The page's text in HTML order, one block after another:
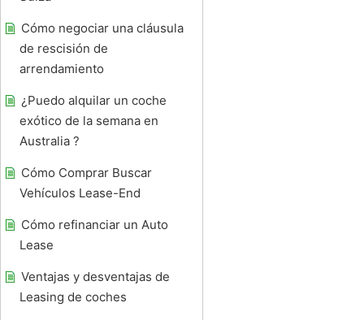
Cómo negociar una cláusula
de rescisión de
arrendamiento
¿Puedo alquilar un coche
exótico de la semana en
Australia ?
Cómo Comprar Buscar
Vehículos Lease-End
Cómo refinanciar un Auto
Lease
Ventajas y desventajas de
Leasing de coches